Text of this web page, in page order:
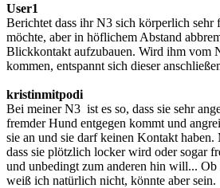
User1
Berichtet dass ihr N3 sich körperlich
möchte, aber in höflichem Abstand
Blickkontakt aufzubauen. Wird ihm vom
kommen, entspannt sich dieser
kristinmitpodi
Bei meiner N3 ist es so, dass sie sehr
fremder Hund entgegen kommt und
sie an und sie darf keinen Kontakt haben.
dass sie plötzlich locker wird oder sogar
und unbedingt zum anderen hin will...
weiß ich natürlich nicht, könnte aber sein.